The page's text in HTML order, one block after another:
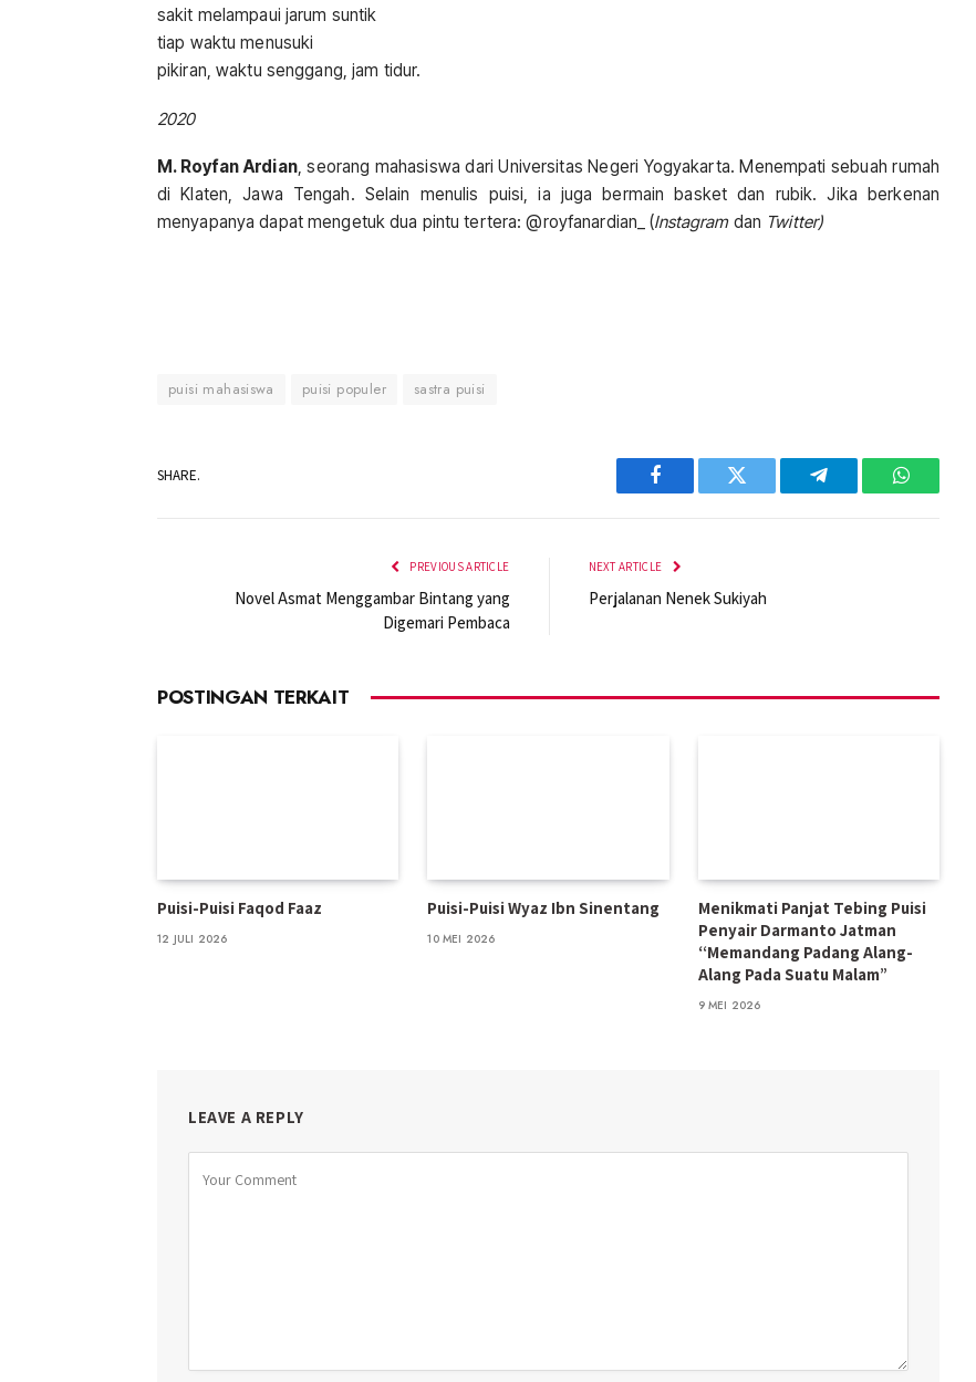
sakit melampaui jarum suntik
tiap waktu menusuki
pikiran, waktu senggang, jam tidur.
2020
M. Royfan Ardian, seorang mahasiswa dari Universitas Negeri Yogyakarta. Menempati sebuah rumah
di Klaten, Jawa Tengah. Selain menulis puisi, ia juga bermain basket dan rubik. Jika berkenan
menyapanya dapat mengetuk dua pintu tertera: @royfanardian_ (Instagramdan Twitter)
puisi mahasiswa puisi populer sastra puisi
SHARE.
Facebook Twitter Telegram WhatsApp
PREVIOUS ARTICLE
Novel Asmat Menggambar Bintang yang
Digemari Pembaca
NEXT ARTICLE
Perjalanan Nenek Sukiyah
POSTINGAN TERKAIT
Puisi-Puisi Faqod Faaz
12 JULI 2026
Puisi-Puisi Wyaz Ibn Sinentang
10 MEI 2026
Menikmati Panjat Tebing Puisi
Penyair Darmanto Jatman
“Memandang Padang Alang-
Alang Pada Suatu Malam”
9 MEI 2026
LEAVE A REPLY